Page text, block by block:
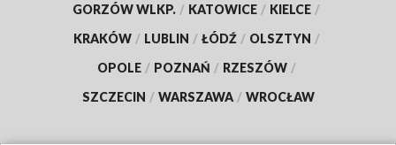
GORZÓW WLKP. / KATOWICE / KIELCE /
KRAKÓW / LUBLIN / ŁÓDŹ / OLSZTYN /
OPOLE / POZNAŃ / RZESZÓW /
SZCZECIN / WARSZAWA / WROCŁAW